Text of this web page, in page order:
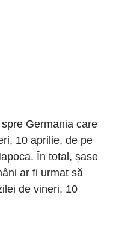
Germania care
10 aprilie, de pe
În total, șase
ar fi urmat să
de vineri, 10